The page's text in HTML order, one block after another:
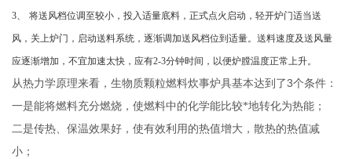
3、 将送风档位调至较小，投入适量底料，正式点火启动，轻开炉门适当送
风，关上炉门，启动送料系统，逐渐调加送风档位到适量。送料速度及送风量
应逐渐增加，不宜加速太快，应有2-3分钟时间，以便炉膛温度正常上升。
从热力学原理来看，生物质颗粒燃料炊事炉具基本达到了3个条件：
一是能将燃料充分燃烧，使燃料中的化学能比较*地转化为热能；
二是传热、保温效果好，使有效利用的热值增大，散热的热值减
小；